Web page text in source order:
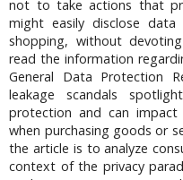
not to take actions that
might easily disclose
shopping, without
read the information
General Data Protection
leakage scandals
protection and can
when purchasing goods or
the article is to analyze
context of the privacy